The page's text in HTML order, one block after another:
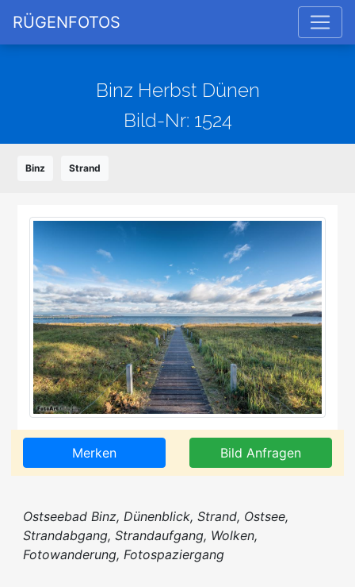
RÜGENFOTOS
Binz Herbst Dünen
Bild-Nr: 1524
Binz Strand
Merken Bild Anfragen
Ostseebad Binz, Dünenblick, Strand, Ostsee,
Strandabgang, Strandaufgang, Wolken,
Fotowanderung, Fotospaziergang